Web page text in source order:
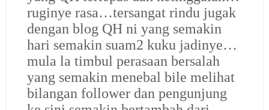
ruginye rasa…tersangat rindu jugak
dengan blog QH ni yang semakin
hari semakin suam2 kuku jadinye…
mula la timbul perasaan bersalah
yang semakin menebal bile melihat
bilangan follower dan pengunjung